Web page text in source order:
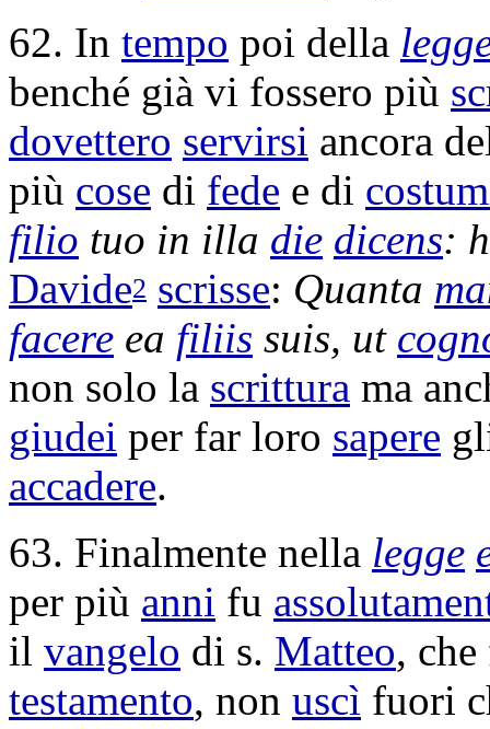
62. In tempo poi della
benché già vi fossero più
dovettero servirsi ancora
più cose di fede e di
filio tuo in illa die dicens:
Davide2 scrisse: Quanta
facere ea filiis suis, ut
non solo la scrittura ma
giudei per far loro sapere
accadere.
63. Finalmente nella legge
per più anni fu
il vangelo di s. Matteo,
testamento, non uscì fuori